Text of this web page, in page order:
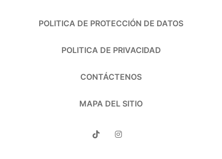
POLITICA DE PROTECCIÓN DE DATOS
POLITICA DE PRIVACIDAD
CONTÁCTENOS
MAPA DEL SITIO